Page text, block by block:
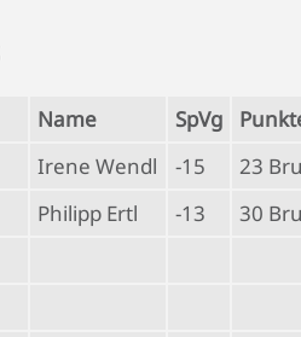
Name SpVg
Irene Wendl -15
23
Philipp Ertl -13 30